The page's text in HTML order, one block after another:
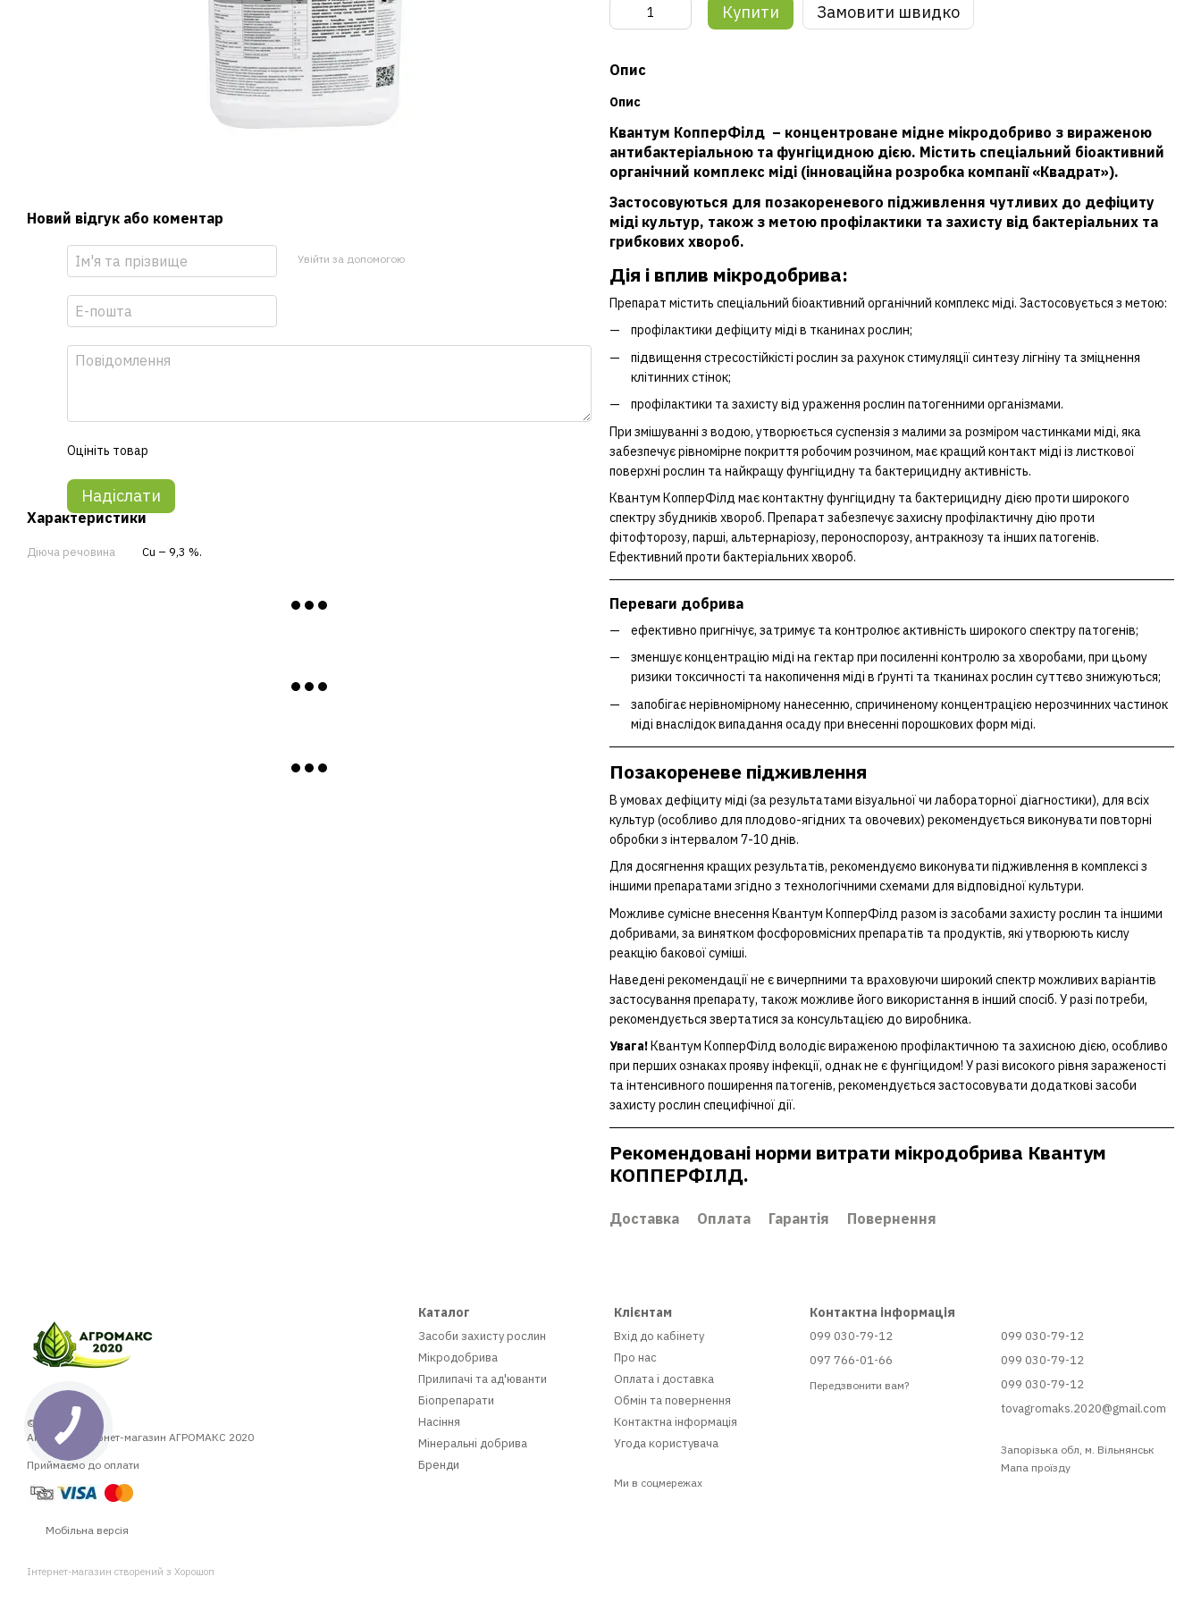
Новий відгук або коментар
Увійти за допомогою
Оцініть товар
Надіслати
Характеристики
Діюча речовина Сu – 9,3 %.
Купити Замовити швидко
Опис
Опис
Квантум КопперФілд – концентроване мідне мікродобриво з вираженою
антибактеріальною та фунгіцидною дією. Містить спеціальний біоактивний
органічний комплекс міді (інноваційна розробка компанії «Квадрат»).
Застосовуються для позакореневого підживлення чутливих до дефіциту
міді культур, також з метою профілактики та захисту від бактеріальних та
грибкових хвороб.
Дія і вплив мікродобрива:
Препарат містить спеціальний біоактивний органічний комплекс міді. Застосовується з метою:
профілактики дефіциту міді в тканинах рослин;
підвищення стресостійкісті рослин за рахунок стимуляції синтезу лігніну та зміцнення
клітинних стінок;
профілактики та захисту від ураження рослин патогенними організмами.
При змішуванні з водою, утворюється суспензія з малими за розміром частинками міді, яка
забезпечує рівномірне покриття робочим розчином, має кращий контакт міді із листкової
поверхні рослин та найкращу фунгіцидну та бактерицидну активність.
Квантум КопперФілд має контактну фунгіцидну та бактерицидну дією проти широкого
спектру збудників хвороб. Препарат забезпечує захисну профілактичну дію проти
фітофторозу, парші, альтернаріозу, пероноспорозу, антракнозу та інших патогенів.
Ефективний проти бактеріальних хвороб.
Переваги добрива
ефективно пригнічує, затримує та контролює активність широкого спектру патогенів;
зменшує концентрацію міді на гектар при посиленні контролю за хворобами, при цьому
ризики токсичності та накопичення міді в ґрунті та тканинах рослин суттєво знижуються;
запобігає нерівномірному нанесенню, спричиненому концентрацією нерозчинних частинок
міді внаслідок випадання осаду при внесенні порошкових форм міді.
Позакореневе підживлення
В умовах дефіциту міді (за результатами візуальної чи лабораторної діагностики), для всіх
культур (особливо для плодово-ягідних та овочевих) рекомендується виконувати повторні
обробки з інтервалом 7-10 днів.
Для досягнення кращих результатів, рекомендуємо виконувати підживлення в комплексі з
іншими препаратами згідно з технологічними схемами для відповідної культури.
Можливе сумісне внесення Квантум КопперФілд разом із засобами захисту рослин та іншими
добривами, за винятком фосфоровмісних препаратів та продуктів, які утворюють кислу
реакцію бакової суміші.
Наведені рекомендації не є вичерпними та враховуючи широкий спектр можливих варіантів
застосування препарату, також можливе його використання в інший спосіб. У разі потреби,
рекомендується звертатися за консультацією до виробника.
Увага!Квантум КопперФілд володіє вираженою профілактичною та захисною дією, особливо
при перших ознаках прояву інфекції, однак не є фунгіцидом! У разі високого рівня зараженості
та інтенсивного поширення патогенів, рекомендується застосовувати додаткові засоби
захисту рослин специфічної дії.
Рекомендовані норми витрати мікродобрива Квантум
КОППЕРФІЛД.
Доставка Оплата Гарантія Повернення
© 2014—2026
Аграрний інтернет-магазин АГРОМАКС 2020
Приймаємо до оплати
Мобільна версія
Інтернет-магазин створений з Хорошоп
Каталог
Засоби захисту рослин
Мікродобрива
Прилипачі та ад'юванти
Біопрепарати
Насіння
Мінеральні добрива
Бренди
Клієнтам
Вхід до кабінету
Про нас
Оплата і доставка
Обмін та повернення
Контактна інформація
Угода користувача
Ми в соцмережах
Контактна інформація
099 030-79-12
097 766-01-66
Передзвонити вам?
099 030-79-12
099 030-79-12
099 030-79-12
tovagromaks.2020@gmail.com
Запорізька обл, м. Вільнянськ
Мапа проїзду